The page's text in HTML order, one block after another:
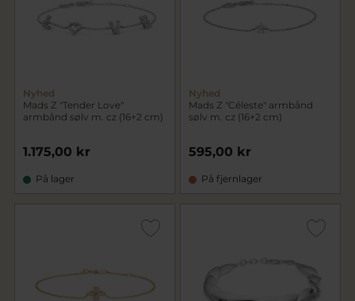
Nyhed
Mads Z "Tender Love"
armbånd sølv m. cz (16+2 cm)
1.175,00 kr
På lager
Nyhed
Mads Z "Céleste" armbånd
sølv m. cz (16+2 cm)
595,00 kr
På fjernlager